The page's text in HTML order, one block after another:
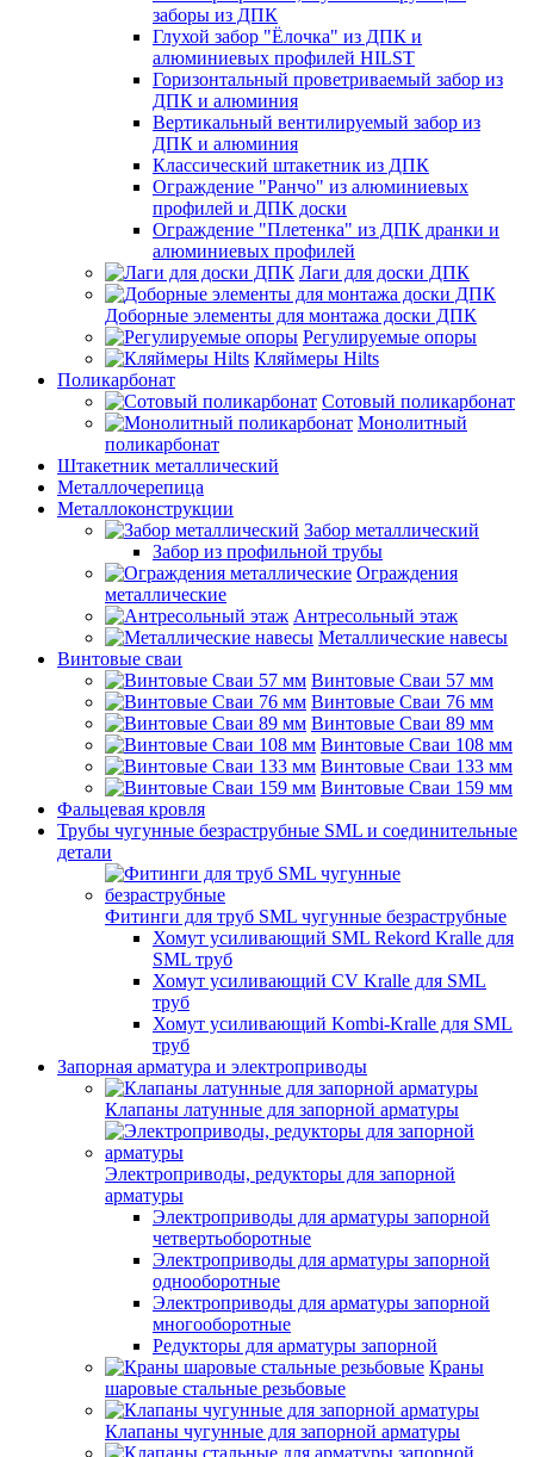
заборы из ДПК
Глухой забор "Ёлочка" из ДПК и
алюминиевых профилей HILST
Горизонтальный проветриваемый забор из
ДПК и алюминия
Вертикальный вентилируемый забор из
ДПК и алюминия
Классический штакетник из ДПК
Ограждение "Ранчо" из алюминиевых
профилей и ДПК доски
Ограждение "Плетенка" из ДПК дранки и
алюминиевых профилей
Лаги для доски ДПК
Доборные элементы для монтажа доски ДПК
Регулируемые опоры
Кляймеры Hilts
Поликарбонат
Сотовый поликарбонат
Монолитный
поликарбонат
Штакетник металлический
Металлочерепица
Металлоконструкции
Забор металлический
Забор из профильной трубы
Ограждения
металлические
Антресольный этаж
Металлические навесы
Винтовые сваи
Винтовые Сваи 57 мм
Винтовые Сваи 76 мм
Винтовые Сваи 89 мм
Винтовые Сваи 108 мм
Винтовые Сваи 133 мм
Винтовые Сваи 159 мм
Фальцевая кровля
Трубы чугунные безраструбные SML и соединительные
детали
Фитинги для труб SML чугунные безраструбные
Хомут усиливающий SML Rekord Kralle для
SML труб
Хомут усиливающий CV Kralle для SML
труб
Хомут усиливающий Kombi-Kralle для SML
труб
Запорная арматура и электроприводы
Клапаны латунные для запорной арматуры
Электроприводы, редукторы для запорной
арматуры
Электроприводы для арматуры запорной
четвертьоборотные
Электроприводы для арматуры запорной
однооборотные
Электроприводы для арматуры запорной
многооборотные
Редукторы для арматуры запорной
Краны
шаровые стальные резьбовые
Клапаны чугунные для запорной арматуры